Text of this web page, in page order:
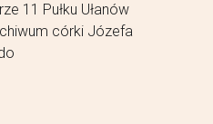
11 Pułku Ułanów
córki Józefa